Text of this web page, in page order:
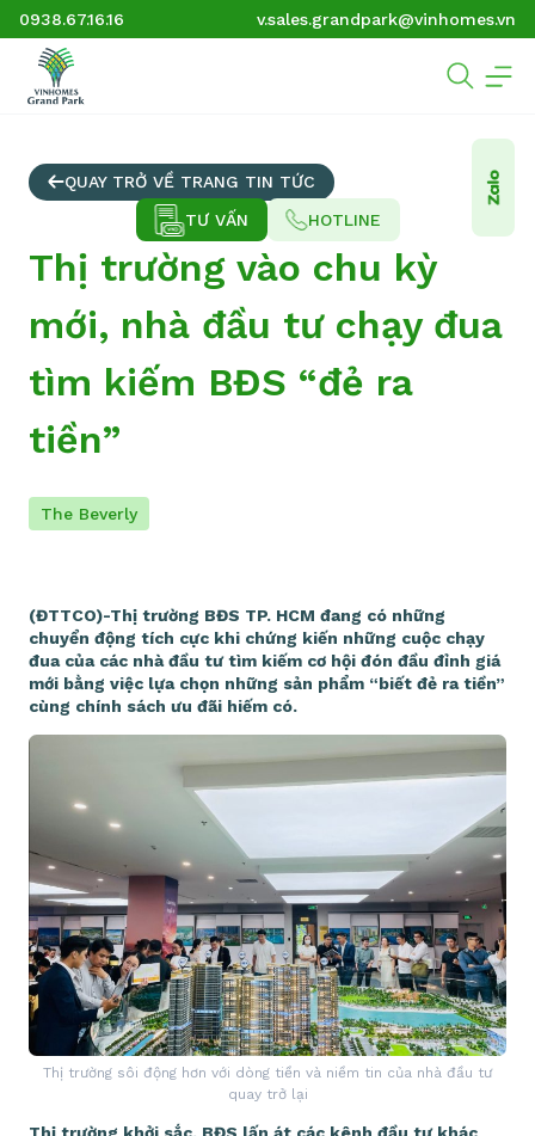
0938.67.16.16 v.sales.grandpark@vinhomes.vn
QUAY TRỞ VỀ TRANG TIN TỨC
Thị trường vào chu kỳ
mới, nhà đầu tư chạy đua
tìm kiếm BĐS “đẻ ra
tiền”
The Beverly
(ĐTTCO)-Thị trường BĐS TP. HCM đang có những
chuyển động tích cực khi chứng kiến những cuộc chạy
đua của các nhà đầu tư tìm kiếm cơ hội đón đầu đỉnh giá
mới bằng việc lựa chọn những sản phẩm “biết đẻ ra tiền”
cùng chính sách ưu đãi hiếm có.
Thị trường sôi động hơn với dòng tiền và niềm tin của nhà đầu tư
quay trở lại
TƯ VẤN HOTLINE